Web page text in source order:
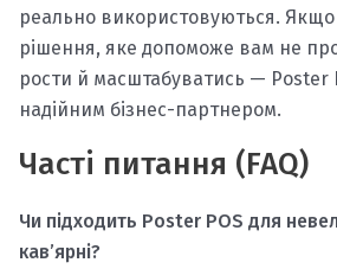
реально використовуються.
рішення, яке допоможе вам не
рости й масштабуватись — Poster
надійним бізнес-партнером.
Часті питання (FAQ)
Чи підходить Poster POS для
кав’ярні?